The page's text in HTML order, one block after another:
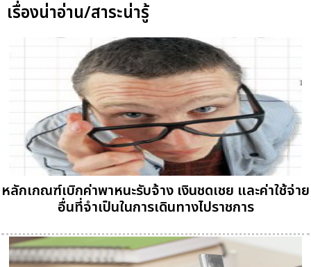
เรื่องน่าอ่าน/สาระน่ารู้
หลักเกณฑ์เบิกค่าพาหนะรับจ้าง เงินชดเชย และค่าใช้จ่าย
อื่นที่จำเป็นในการเดินทางไปราชการ